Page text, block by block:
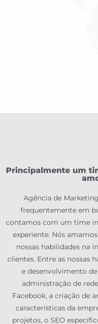
Principalmente um
Agência de
frequentemente em
contamos com um time
experiente. Nós
nossas habilidades na
clientes. Entre as nossas
e desenvolvimento
administração de
Facebook, a criação de
características da
projetos, o SEO